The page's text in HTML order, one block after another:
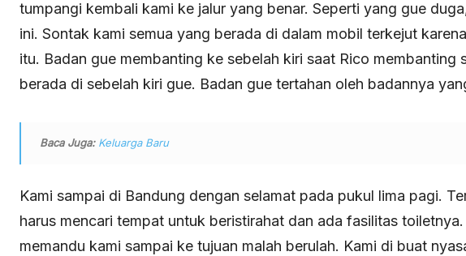
tumpangi kembali kami ke jalur yang benar. Seperti yang gue
ini. Sontak kami semua yang berada di dalam mobil terkejut
itu. Badan gue membanting ke sebelah kiri saat Rico membanting
berada di sebelah kiri gue. Badan gue tertahan oleh badannya
Baca Juga: Keluarga Baru
Kami sampai di Bandung dengan selamat pada pukul lima pagi.
harus mencari tempat untuk beristirahat dan ada fasilitas
memandu kami sampai ke tujuan malah berulah. Kami di buat